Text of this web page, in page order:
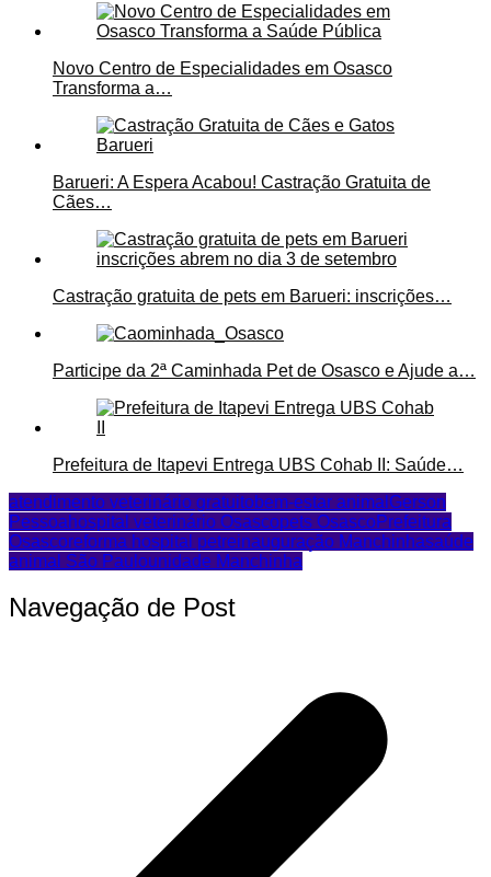
Novo Centro de Especialidades em Osasco
Transforma a…
Barueri: A Espera Acabou! Castração Gratuita de
Cães…
Castração gratuita de pets em Barueri: inscrições…
Participe da 2ª Caminhada Pet de Osasco e Ajude a…
Prefeitura de Itapevi Entrega UBS Cohab II: Saúde…
atendimento veterinário gratuitobem-estar animal Gerson
Pessoahospital veterinário Osascopets Osasco Prefeitura
Osascoreforma hospital petreinauguração Manchinhasaúde
animal São Paulounidade Manchinha
Navegação de Post